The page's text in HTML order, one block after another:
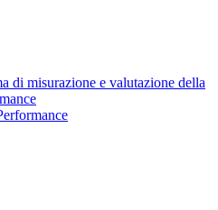
di misurazione e valutazione della